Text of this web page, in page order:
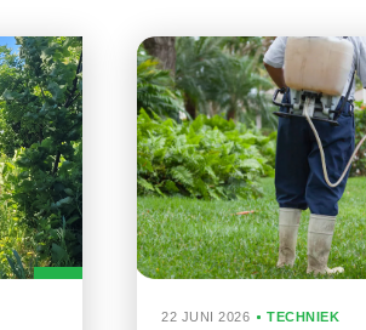
22 JUNI 2026 TECHNIEK